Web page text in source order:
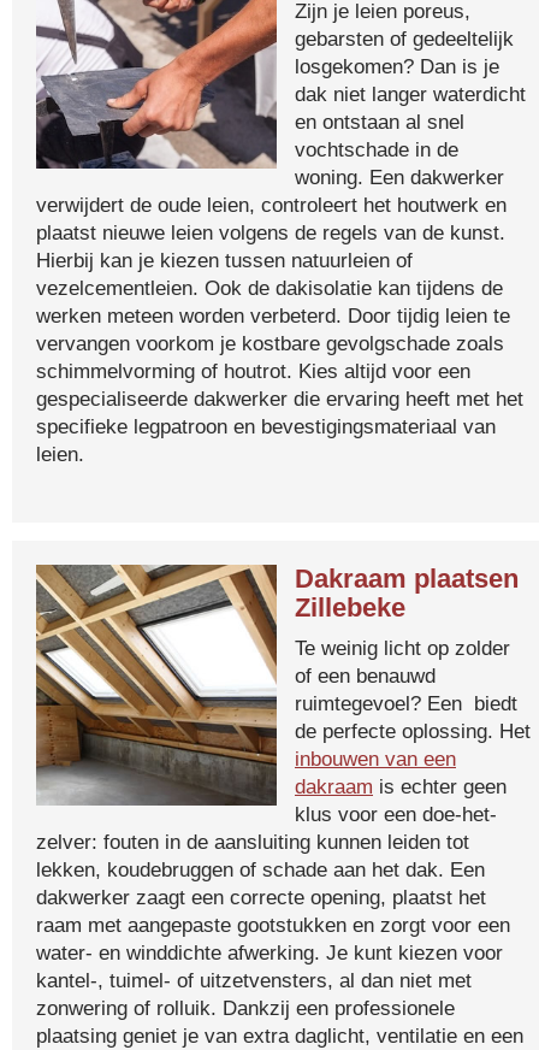
Zijn je leien poreus,
gebarsten of gedeeltelijk
losgekomen? Dan is je
dak niet langer waterdicht
en ontstaan al snel
vochtschade in de
woning. Een dakwerker
verwijdert de oude leien, controleert het houtwerk en
plaatst nieuwe leien volgens de regels van de kunst.
Hierbij kan je kiezen tussen natuurleien of
vezelcementleien. Ook de dakisolatie kan tijdens de
werken meteen worden verbeterd. Door tijdig leien te
vervangen voorkom je kostbare gevolgschade zoals
schimmelvorming of houtrot. Kies altijd voor een
gespecialiseerde dakwerker die ervaring heeft met het
specifieke legpatroon en bevestigingsmateriaal van
leien.
Dakraam plaatsen
Zillebeke
Te weinig licht op zolder
of een benauwd
ruimtegevoel? Een biedt
de perfecte oplossing. Het
inbouwen van een
dakraam is echter geen
klus voor een doe-het-
zelver: fouten in de aansluiting kunnen leiden tot
lekken, koudebruggen of schade aan het dak. Een
dakwerker zaagt een correcte opening, plaatst het
raam met aangepaste gootstukken en zorgt voor een
water- en winddichte afwerking. Je kunt kiezen voor
kantel-, tuimel- of uitzetvensters, al dan niet met
zonwering of rolluik. Dankzij een professionele
plaatsing geniet je van extra daglicht, ventilatie en een